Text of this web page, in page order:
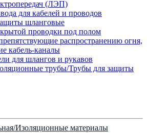
(ЛЭП)
для кабелей и проводов
шланговые
проводки под полом
распространению огня,
кабель-каналы
для шлангов и рукавов
трубы/Трубы для защиты
Изоляционные материалы